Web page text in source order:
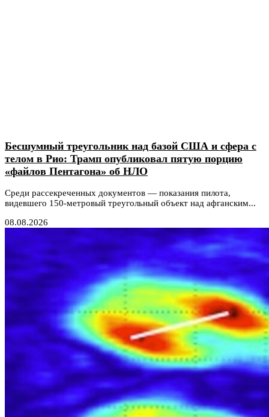
Бесшумный треугольник над базой США и сфера с
телом в Рио: Трамп опубликовал пятую порцию
«файлов Пентагона» об НЛО
Среди рассекреченных документов — показания пилота,
видевшего 150-метровый треугольный объект над афганским...
08.08.2026